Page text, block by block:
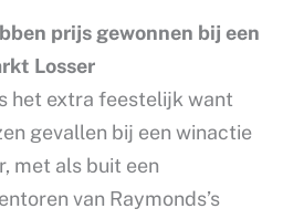
prijs gewonnen bij een
Losser
het extra feestelijk want
gevallen bij een winactie
met als buit een
van Raymonds’s